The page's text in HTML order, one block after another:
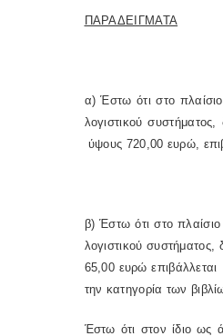
ΠΑΡΑΔΕΙΓΜΑΤΑ
α) Έστω ότι στο
λογιστικού
ύψους 720,00 ευρώ,
β) Έστω ότι στο
λογιστικού
65,00 ευρώ επιβάλλεται
την κατηγορία των
Έστω ότι στον ίδιο ως